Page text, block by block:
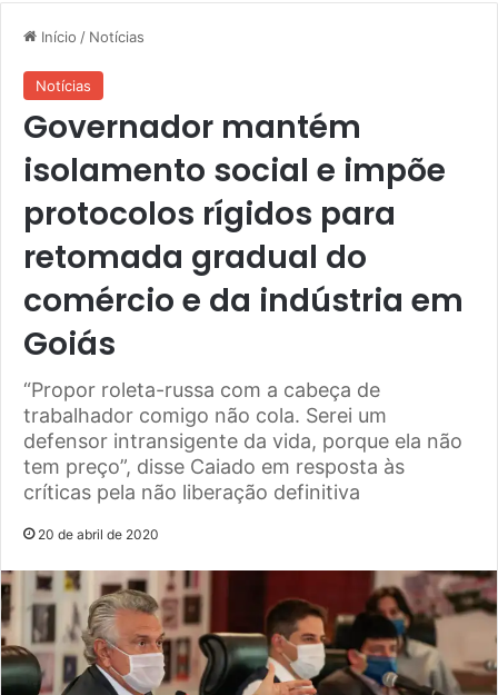
Início / Notícias
Notícias
Governador mantém
isolamento social e impõe
protocolos rígidos para
retomada gradual do
comércio e da indústria em
Goiás
“Propor roleta-russa com a cabeça de
trabalhador comigo não cola. Serei um
defensor intransigente da vida, porque ela não
tem preço”, disse Caiado em resposta às
críticas pela não liberação definitiva
20 de abril de 2020